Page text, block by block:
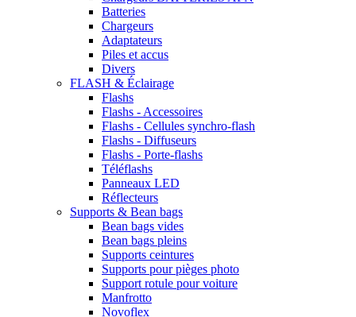
Batteries
Chargeurs
Adaptateurs
Piles et accus
Divers
FLASH & Éclairage
Flashs
Flashs - Accessoires
Flashs - Cellules synchro-flash
Flashs - Diffuseurs
Flashs - Porte-flashs
Téléflashs
Panneaux LED
Réflecteurs
Supports & Bean bags
Bean bags vides
Bean bags pleins
Supports ceintures
Supports pour pièges photo
Support rotule pour voiture
Manfrotto
Novoflex